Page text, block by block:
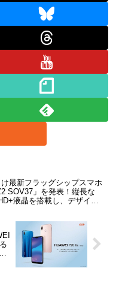
最新フラッグシップスマホ
SOV37」を発表！縦長な
液晶を搭載し、デザイン